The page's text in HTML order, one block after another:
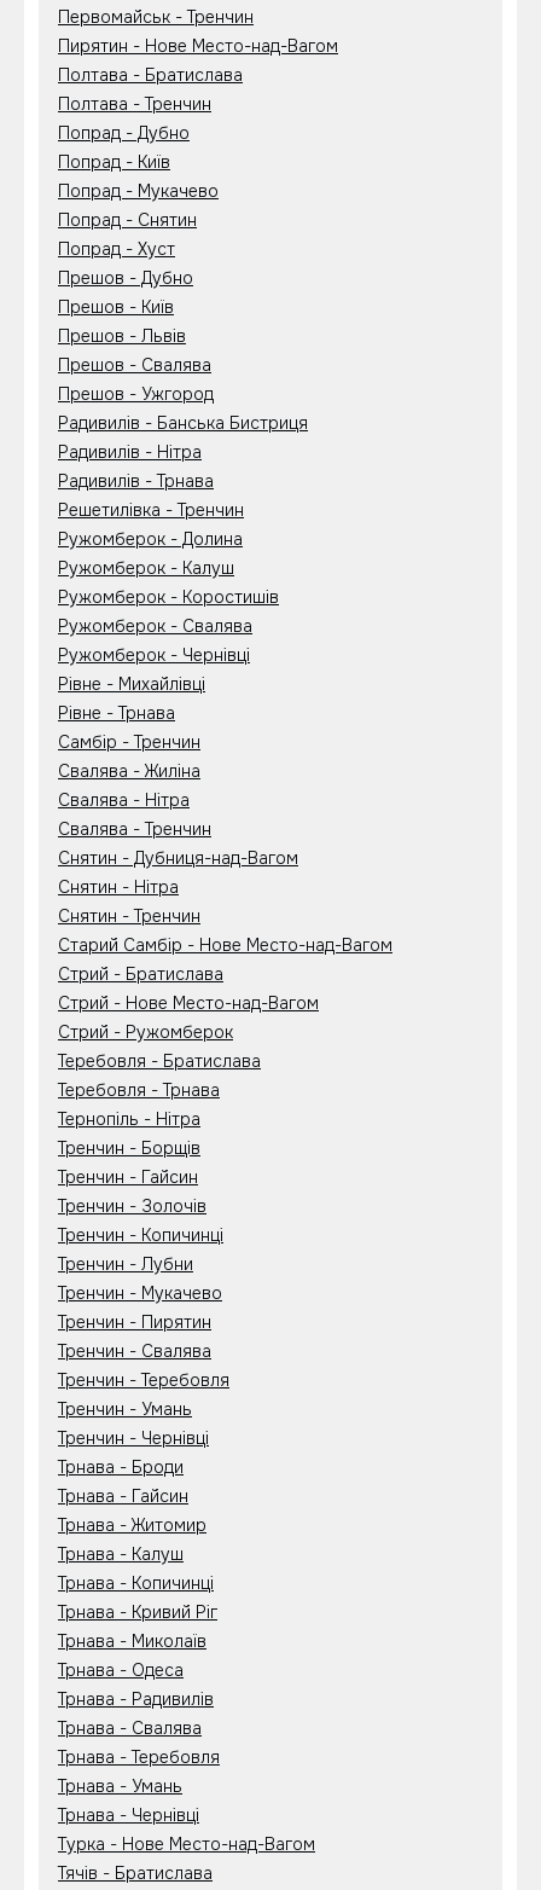
Первомайськ - Тренчин
Пирятин - Нове Место-над-Вагом
Полтава - Братислава
Полтава - Тренчин
Попрад - Дубно
Попрад - Київ
Попрад - Мукачево
Попрад - Снятин
Попрад - Хуст
Прешов - Дубно
Прешов - Київ
Прешов - Львів
Прешов - Свалява
Прешов - Ужгород
Радивилів - Банська Бистриця
Радивилів - Нітра
Радивилів - Трнава
Решетилівка - Тренчин
Ружомберок - Долина
Ружомберок - Калуш
Ружомберок - Коростишів
Ружомберок - Свалява
Ружомберок - Чернівці
Рівне - Михайлівці
Рівне - Трнава
Самбір - Тренчин
Свалява - Жиліна
Свалява - Нітра
Свалява - Тренчин
Снятин - Дубниця-над-Вагом
Снятин - Нітра
Снятин - Тренчин
Старий Самбір - Нове Место-над-Вагом
Стрий - Братислава
Стрий - Нове Место-над-Вагом
Стрий - Ружомберок
Теребовля - Братислава
Теребовля - Трнава
Тернопіль - Нітра
Тренчин - Борщів
Тренчин - Гайсин
Тренчин - Золочів
Тренчин - Копичинці
Тренчин - Лубни
Тренчин - Мукачево
Тренчин - Пирятин
Тренчин - Свалява
Тренчин - Теребовля
Тренчин - Умань
Тренчин - Чернівці
Трнава - Броди
Трнава - Гайсин
Трнава - Житомир
Трнава - Калуш
Трнава - Копичинці
Трнава - Кривий Ріг
Трнава - Миколаїв
Трнава - Одеса
Трнава - Радивилів
Трнава - Свалява
Трнава - Теребовля
Трнава - Умань
Трнава - Чернівці
Турка - Нове Место-над-Вагом
Тячів - Братислава